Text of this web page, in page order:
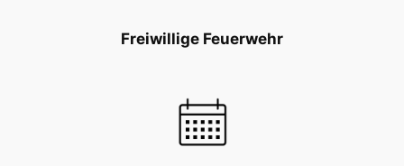
Freiwillige Feuerwehr